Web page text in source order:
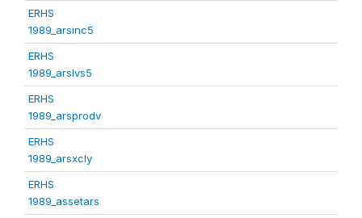
ERHS
1989_arsinc5
ERHS
1989_arslvs5
ERHS
1989_arsprodv
ERHS
1989_arsxcly
ERHS
1989_assetars